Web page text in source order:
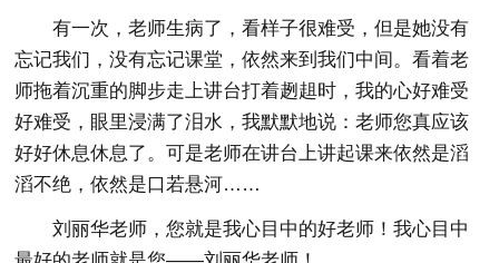
有一次，老师生病了，看样子很难受，但是她没有
忘记我们，没有忘记课堂，依然来到我们中间。看着老
师拖着沉重的脚步走上讲台打着趔趄时，我的心好难受
好难受，眼里浸满了泪水，我默默地说：老师您真应该
好好休息休息了。可是老师在讲台上讲起课来依然是滔
滔不绝，依然是口若悬河……
刘丽华老师，您就是我心目中的好老师！我心目中